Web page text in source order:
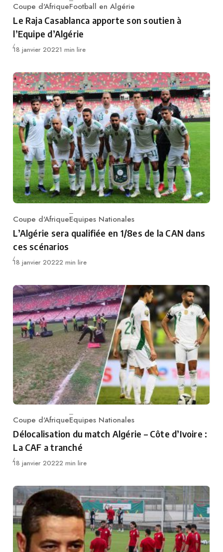
Category
Coupe d'AfriqueFootball en Algérie
Le Raja Casablanca apporte son soutien à
l’Equipe d’Algérie
Publié
18 janvier 20221 min lire
Category
Coupe d'AfriqueEquipes Nationales
L’Algérie sera qualifiée en 1/8es de la CAN dans
ces scénarios
Publié
18 janvier 20222 min lire
Category
Coupe d'AfriqueEquipes Nationales
Délocalisation du match Algérie – Côte d’Ivoire :
La CAF a tranché
Publié
18 janvier 20222 min lire